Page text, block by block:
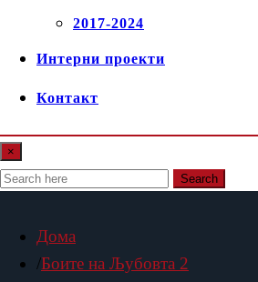
2017-2024
Интерни проекти
Контакт
×
Search
Дома
Боите на Љубовта 2